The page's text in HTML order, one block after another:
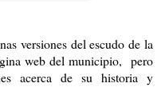
versiones del escudo de la
web del municipio, pero
acerca de su historia y